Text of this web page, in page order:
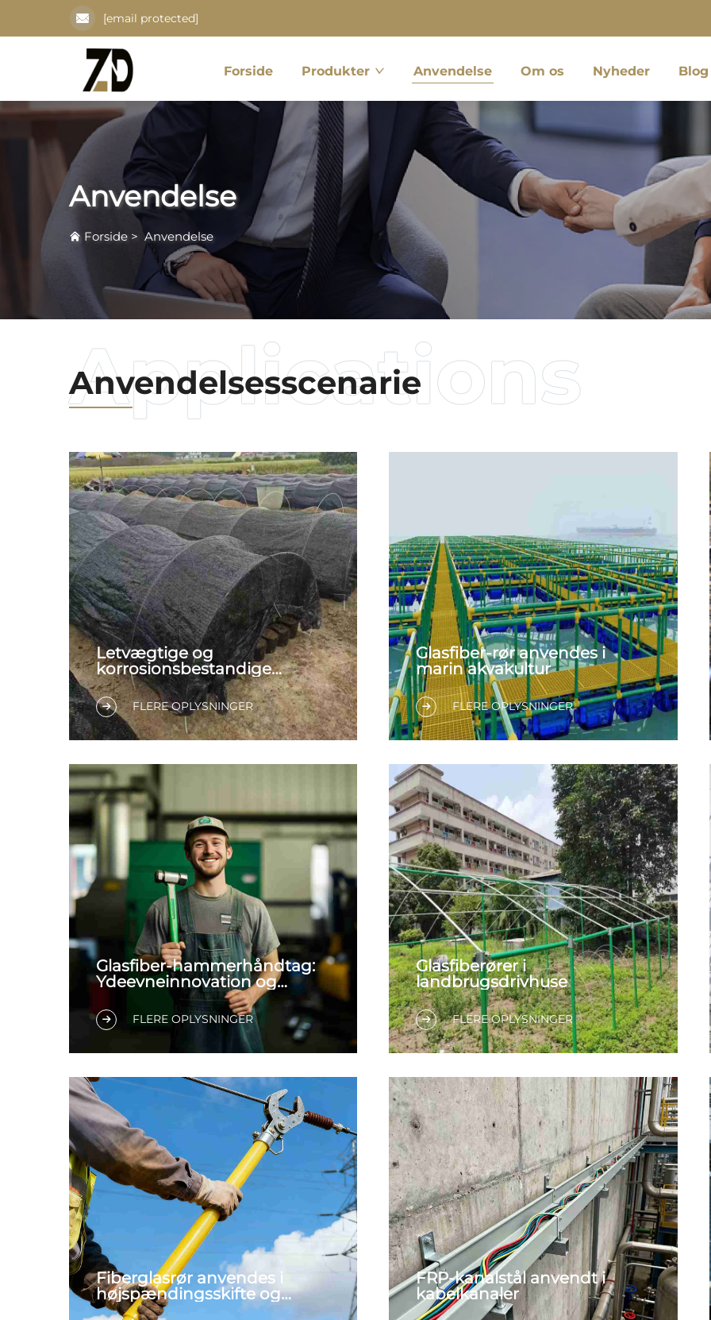
[email protected]
Forside Produkter Anvendelse Om os Nyheder Blog
Anvendelse
Forside >Anvendelse
Anvendelsesscenarie
Letvægtige og
korrosionsbestandige
løsninger til moderne
landbrugFLERE OPLYSNINGER
Glasfiber-rør anvendes i
marin akvakultur
FLERE OPLYSNINGER
Glasfiber-hammerhåndtag:
Ydeevneinnovation og
køjeguide
FLERE OPLYSNINGER
Glasfiberører i
landbrugsdrivhuse
FLERE OPLYSNINGER
Fiberglasrør anvendes i
højspændingsskifte og
isolerende stænger
FRP-kanalstål anvendt i
kabelkanaler